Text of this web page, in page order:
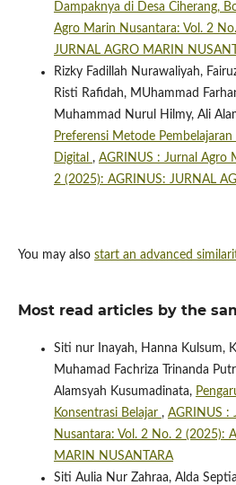
Dampaknya di Desa Ciherang,
Agro Marin Nusantara: Vol. 2
JURNAL AGRO MARIN
Rizky Fadillah Nurawaliyah,
Risti Rafidah, MUhammad
Muhammad Nurul Hilmy, Ali
Preferensi Metode
Digital , AGRINUS : Jurnal Agro
2 (2025): AGRINUS: JURNAL
You may also start an advanced
Most read articles by the
Siti nur Inayah, Hanna Kulsum,
Muhamad Fachriza Trinanda
Alamsyah Kusumadinata,
Konsentrasi Belajar , AGRINUS :
Nusantara: Vol. 2 No. 2 (2025):
MARIN NUSANTARA
Siti Aulia Nur Zahraa, Alda